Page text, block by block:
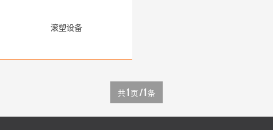
滚塑设备
共1页 /1条